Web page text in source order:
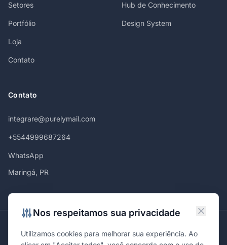
Setores
Portfólio
Loja
Contato
Hub de Conhecimento
Design System
Contato
integrare@purelymail.com
+5544999687264
WhatsApp
Maringá, PR
Nos respeitamos sua privacidade
Utilizamos cookies para melhorar sua experiência. Ao